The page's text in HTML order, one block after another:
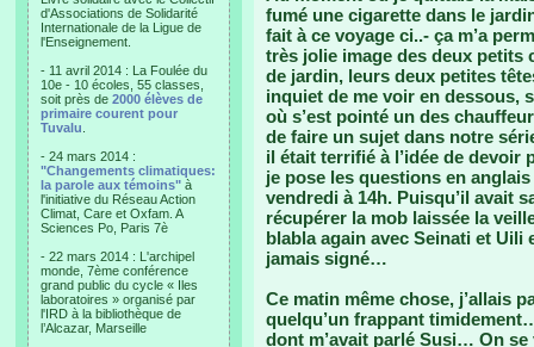
d'Associations de Solidarité
Internationale de la Ligue de
l'Enseignement.
- 11 avril 2014 : La Foulée du
10e - 10 écoles, 55 classes,
soit près de 2000 élèves de
primaire courent pour
Tuvalu
- 24 mars 2014 :
"Changements climatiques:
la parole aux témoins" à
l'initiative du Réseau Action
Climat, Care et Oxfam. A
Sciences Po, Paris 7è
- 22 mars 2014 : L'archipel
monde, 7ème conférence
grand public du cycle « Iles
laboratoires » organisé par
l'IRD à la bibliothèque de
l’Alcazar, Marseille
fumé une cigarette dans le
fait à ce voyage ci..- ça m’a
très jolie image des deux petits
de jardin, leurs deux petites
inquiet de me voir en dessous,
où s’est pointé un des
de faire un sujet dans notre
il était terrifié à l’idée de devoir
je pose les questions en
vendredi à 14h. Puisqu’il avait
récupérer la mob laissée la
blabla again avec Seinati et Uili
jamais signé…
Ce matin même chose, j’allais
quelqu’un frappant
dont m’avait parlé Susi… On